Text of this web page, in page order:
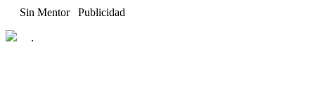
Sin Mentor Publicidad
.